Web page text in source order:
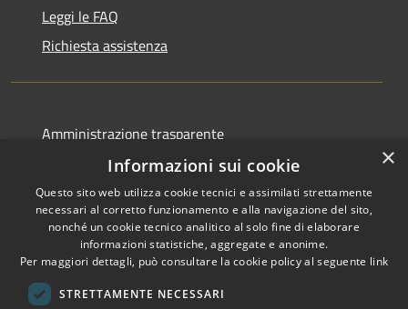
Leggi le FAQ
Richiesta assistenza
Amministrazione trasparente
Albo pretorio
Informativa privacy
Note legali
Dichiarazione di accessibilità
×
Informazioni sui cookie
Questo sito web utilizza cookie tecnici e assimilati strettamente
necessari al corretto funzionamento e alla navigazione del sito,
nonché un cookie tecnico analitico al solo fine di elaborare
informazioni statistiche, aggregate e anonime.
Per maggiori dettagli, può consultare la cookie policy al seguente link
STRETTAMENTE NECESSARI